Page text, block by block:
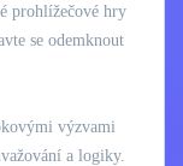
prohlížečové hry
se odemknout
výzvami
a logiky.